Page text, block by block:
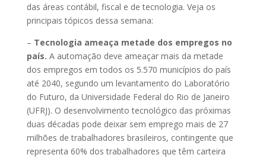
das áreas contábil, fiscal e de tecnologia. Veja os
principais tópicos dessa semana:
– Tecnologia ameaça metade dos empregos no
país. A automação deve ameaçar mais da metade
dos empregos em todos os 5.570 municípios do país
até 2040, segundo um levantamento do Laboratório
do Futuro, da Universidade Federal do Rio de Janeiro
(UFRJ). O desenvolvimento tecnológico das próximas
duas décadas pode deixar sem emprego mais de 27
milhões de trabalhadores brasileiros, contingente que
representa 60% dos trabalhadores que têm carteira